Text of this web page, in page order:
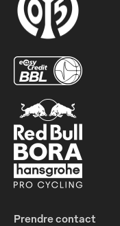
Prendre contact